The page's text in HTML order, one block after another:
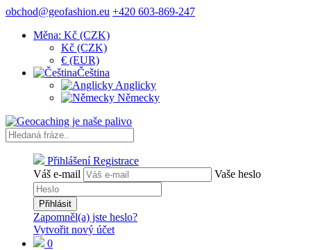
obchod@geofashion.eu +420 603-869-247
Měna: Kč (CZK)
Kč (CZK)
€ (EUR)
Čeština
Anglicky
Německy
Přihlášení Registrace
Váš e-mail
Vaše heslo
Přihlásit
Zapomněl(a) jste heslo?
Vytvořit nový účet
0